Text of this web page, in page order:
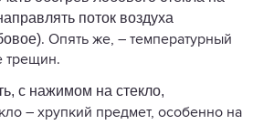
поток воздуха
. Опять же, – температурный
трещин.
с нажимом на стекло,
– хрупкий предмет, особенно на